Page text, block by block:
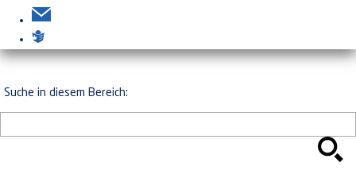
Suche in diesem Bereich: